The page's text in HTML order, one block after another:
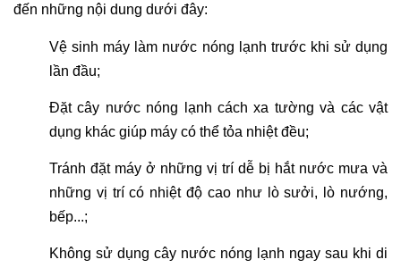
đến những nội dung dưới đây:
Vệ sinh máy làm nước nóng lạnh trước khi sử dụng
lần đầu;
Đặt cây nước nóng lạnh cách xa tường và các vật
dụng khác giúp máy có thể tỏa nhiệt đều;
Tránh đặt máy ở những vị trí dễ bị hắt nước mưa và
những vị trí có nhiệt độ cao như lò sưởi, lò nướng,
bếp...;
Không sử dụng cây nước nóng lạnh ngay sau khi di